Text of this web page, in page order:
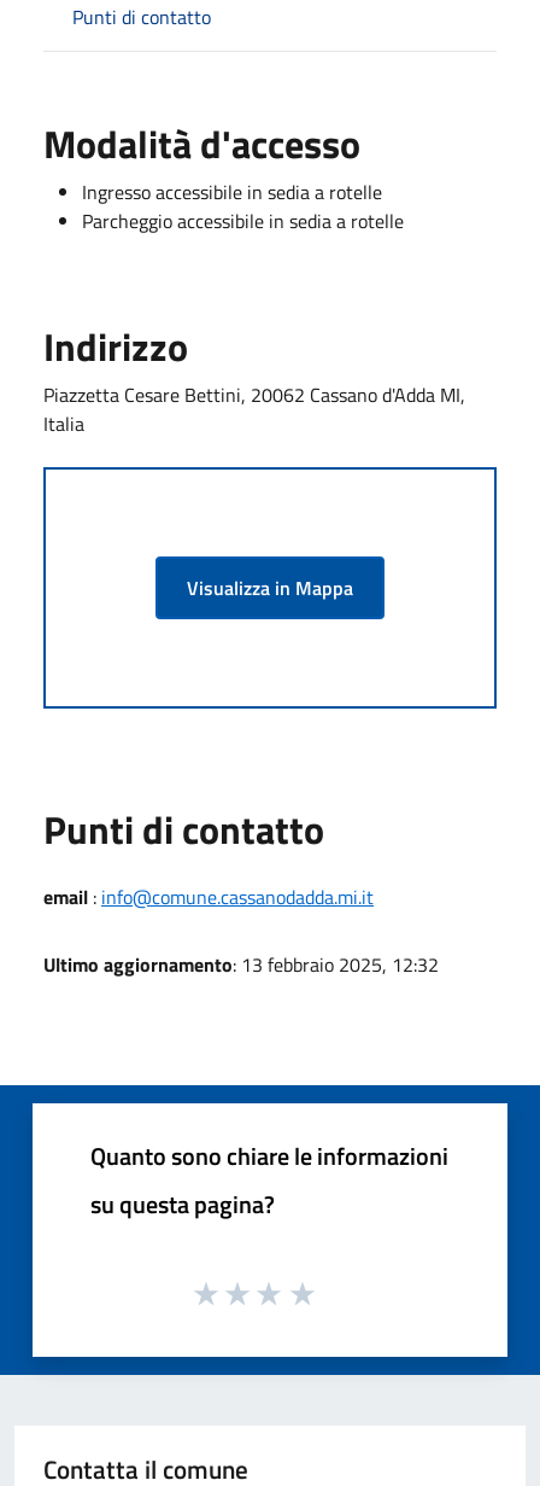
Punti di contatto
Modalità d'accesso
Ingresso accessibile in sedia a rotelle
Parcheggio accessibile in sedia a rotelle
Indirizzo
Piazzetta Cesare Bettini, 20062 Cassano d'Adda MI,
Italia
Visualizza in Mappa
Punti di contatto
email : info@comune.cassanodadda.mi.it
Ultimo aggiornamento: 13 febbraio 2025, 12:32
Quanto sono chiare le informazioni
su questa pagina?
Contatta il comune